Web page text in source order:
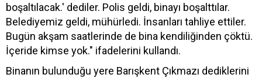
boşaltılacak.' dediler. Polis geldi, binayı boşalttılar.
Belediyemiz geldi, mühürledi. İnsanları tahliye ettiler.
Bugün akşam saatlerinde de bina kendiliğinden çöktü.
İçeride kimse yok." ifadelerini kullandı.
Binanın bulunduğu yere Barışkent Çıkmazı dediklerini